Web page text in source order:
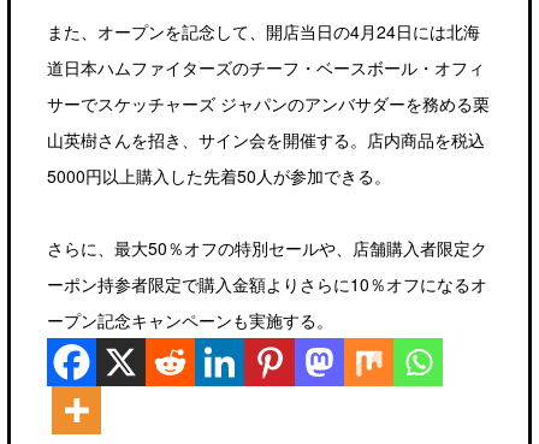
また、オープンを記念して、開店当日の4月24日には北海
道日本ハムファイターズのチーフ・ベースボール・オフィ
サーでスケッチャーズ ジャパンのアンバサダーを務める栗
山英樹さんを招き、サイン会を開催する。店内商品を税込
5000円以上購入した先着50人が参加できる。
さらに、最大50％オフの特別セールや、店舗購入者限定ク
ーポン持参者限定で購入金額よりさらに10％オフになるオ
ープン記念キャンペーンも実施する。